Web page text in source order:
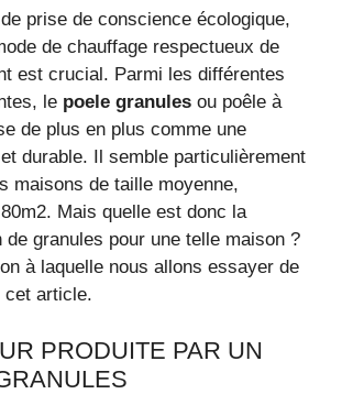
prise de conscience écologique,
de chauffage respectueux de
est crucial. Parmi les différentes
le poele granules ou poêle à
de plus en plus comme une
durable. Il semble particulièrement
maisons de taille moyenne,
Mais quelle est donc la
de granules pour une telle maison ?
à laquelle nous allons essayer de
cet article.
PRODUITE PAR UN